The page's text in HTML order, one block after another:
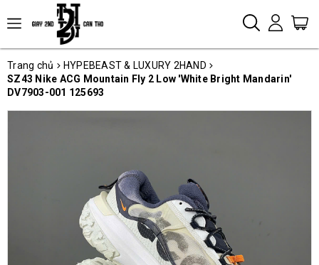
Trang chủ
HYPEBEAST & LUXURY 2HAND
SZ43 Nike ACG Mountain Fly 2 Low 'White Bright Mandarin'
DV7903-001 125693